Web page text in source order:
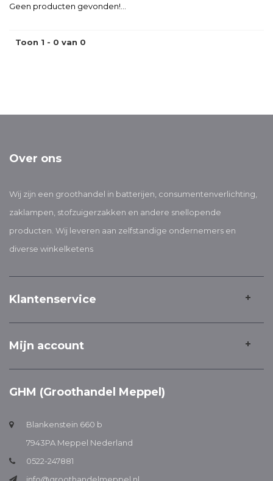
Geen producten gevonden!...
Toon 1 - 0 van 0
Over ons
Wij zijn een groothandel in batterijen, consumentenverlichting,
zaklampen, stofzuigerzakken en andere snellopende
producten. Wij leveren aan zelfstandige ondernemers en
diverse winkelketens
Klantenservice
Mijn account
GHM (Groothandel Meppel)
Blankenstein 660 b
7943PA Meppel Nederland
0522-247881